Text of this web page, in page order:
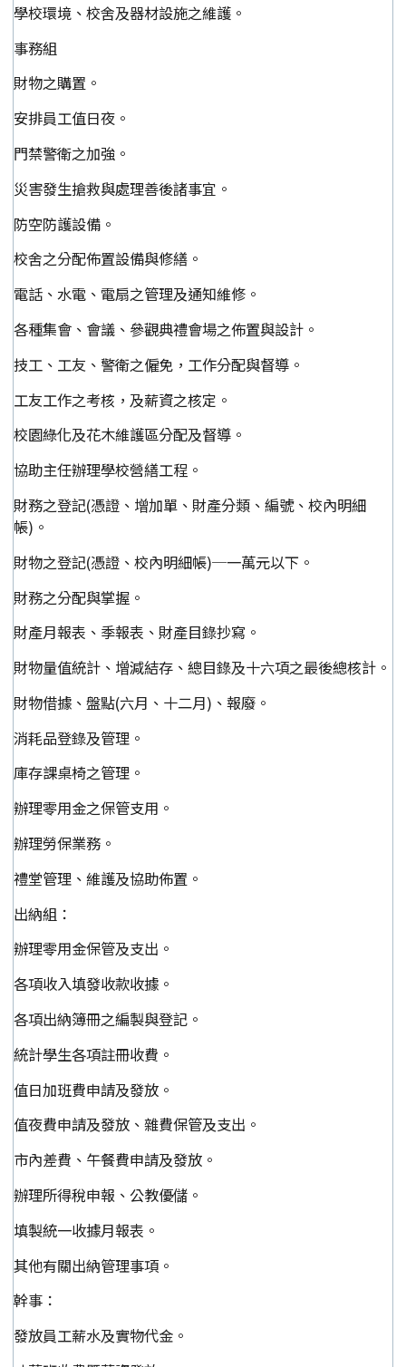
學校環境、校舍及器材設施之維護。
事務組
財物之購置。
安排員工值日夜。
門禁警衛之加強。
災害發生搶救與處理善後諸事宜。
防空防護設備。
校舍之分配佈置設備與修繕。
電話、水電、電扇之管理及通知維修。
各種集會、會議、參觀典禮會場之佈置與設計。
技工、工友、警衛之僱免，工作分配與督導。
工友工作之考核，及薪資之核定。
校園綠化及花木維護區分配及督導。
協助主任辦理學校營繕工程。
財務之登記(憑證、增加單、財產分類、編號、校內明細
帳)。
財物之登記(憑證、校內明細帳)─一萬元以下。
財務之分配與掌握。
財產月報表、季報表、財產目錄抄寫。
財物量值統計、增減結存、總目錄及十六項之最後總核計。
財物借據、盤點(六月、十二月)、報廢。
消耗品登錄及管理。
庫存課桌椅之管理。
辦理零用金之保管支用。
辦理勞保業務。
禮堂管理、維護及協助佈置。
出納組：
辦理零用金保管及支出。
各項收入填發收款收據。
各項出納簿冊之編製與登記。
統計學生各項註冊收費。
值日加班費申請及發放。
值夜費申請及發放、雜費保管及支出。
市內差費、午餐費申請及發放。
辦理所得稅申報、公教優儲。
填製統一收據月報表。
其他有關出納管理事項。
幹事：
發放員工薪水及實物代金。